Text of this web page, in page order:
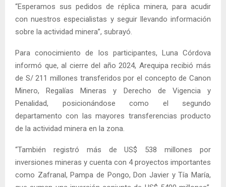
“Esperamos sus pedidos de réplica minera, para acudir
con nuestros especialistas y seguir llevando información
sobre la actividad minera”, subrayó.
Para conocimiento de los participantes, Luna Córdova
informó que, al cierre del año 2024, Arequipa recibió más
de S/ 211 millones transferidos por el concepto de Canon
Minero, Regalías Mineras y Derecho de Vigencia y
Penalidad, posicionándose como el segundo
departamento con las mayores transferencias producto
de la actividad minera en la zona.
“También registró más de US$ 538 millones por
inversiones mineras y cuenta con 4 proyectos importantes
como Zafranal, Pampa de Pongo, Don Javier y Tía María,